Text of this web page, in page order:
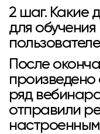
2 шаг. Какие
для
После
произведено
ряд
отправили